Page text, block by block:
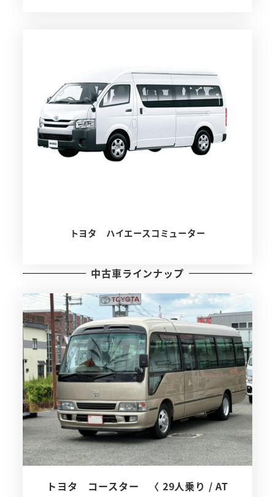
トヨタ ハイエースコミューター
中古車ラインナップ
トヨタ コースター 〈 29人乗り / AT